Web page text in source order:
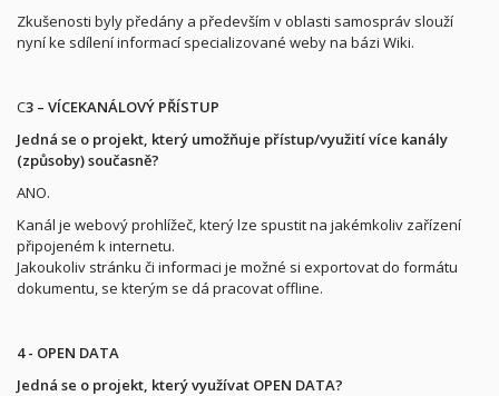
Zkušenosti byly předány a především v oblasti samospráv slouží
nyní ke sdílení informací specializované weby na bázi Wiki.
C3 – VÍCEKANÁLOVÝ PŘÍSTUP
Jedná se o projekt, který umožňuje přístup/využití více kanály
(způsoby) současně?
ANO.
Kanál je webový prohlížeč, který lze spustit na jakémkoliv zařízení
připojeném k internetu.
Jakoukoliv stránku či informaci je možné si exportovat do formátu
dokumentu, se kterým se dá pracovat offline.
4 - OPEN DATA
Jedná se o projekt, který využívat OPEN DATA?